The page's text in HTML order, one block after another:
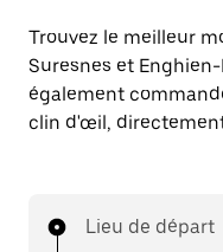
Trouvez le meilleur
Suresnes et
également
clin d'œil,
Lieu de départ